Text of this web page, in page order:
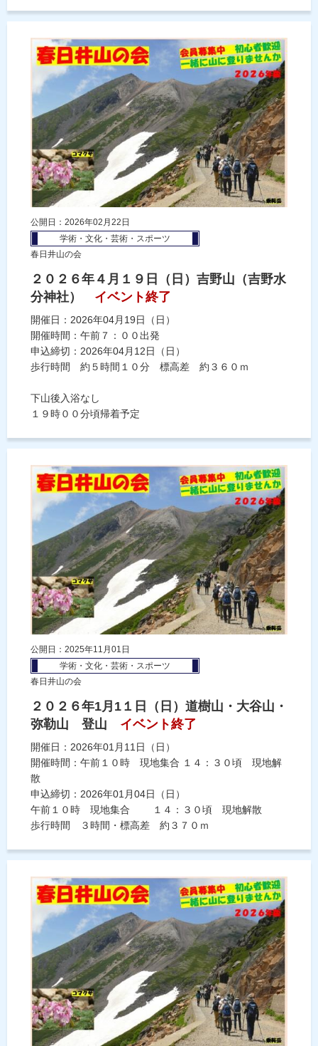
公開日：2026年02月22日
学術・文化・芸術・スポーツ
春日井山の会
２０２６年４月１９日（日）吉野山（吉野水
分神社）
イベント終了
開催日：2026年04月19日（日）
開催時間：午前７：００出発
申込締切：2026年04月12日（日）
歩行時間 約５時間１０分 標高差 約３６０ｍ
下山後入浴なし
１９時００分頃帰着予定
公開日：2025年11月01日
学術・文化・芸術・スポーツ
春日井山の会
２０２６年1月1１日（日）道樹山・大谷山・
弥勒山 登山
イベント終了
開催日：2026年01月11日（日）
開催時間：午前１０時 現地集合 １４：３０頃 現地解
散
申込締切：2026年01月04日（日）
午前１０時 現地集合 １４：３０頃 現地解散
歩行時間 ３時間・標高差 約３７０ｍ